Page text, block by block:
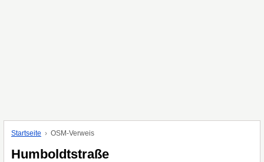
Startseite OSM-Verweis
Humboldtstraße